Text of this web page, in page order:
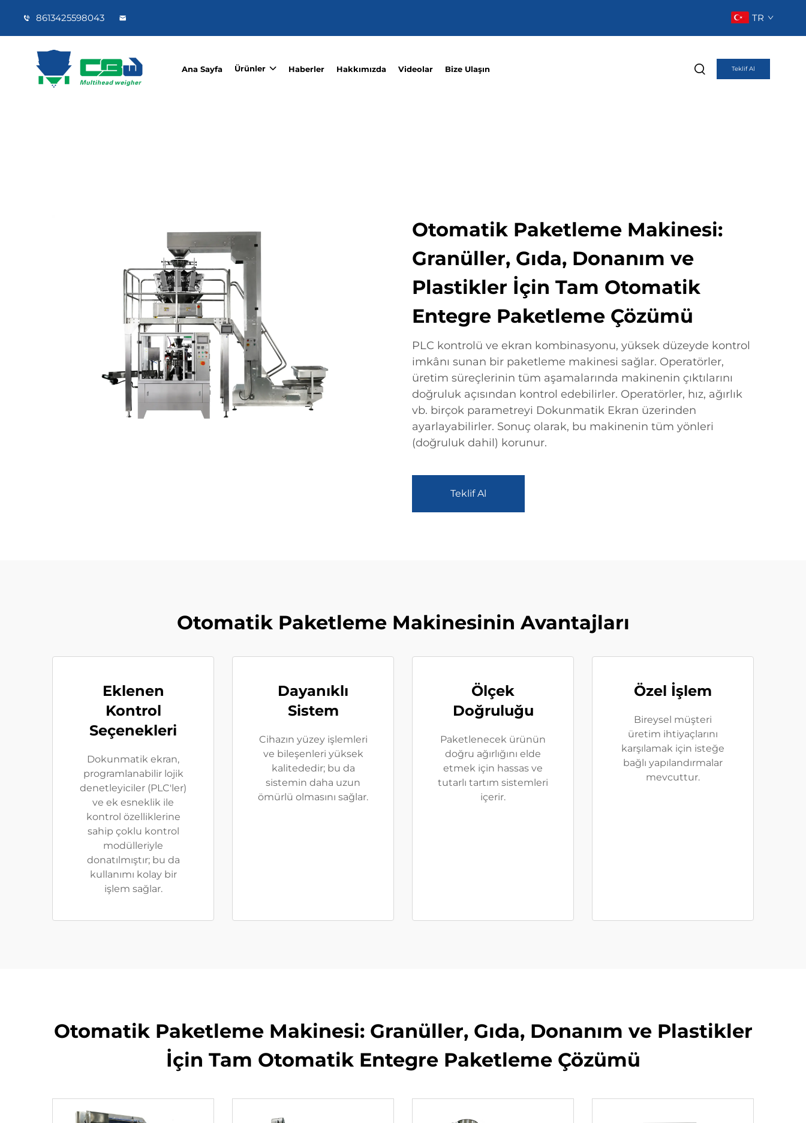
8613425598043 TR
Ana Sayfa Ürünler Haberler Hakkımızda Videolar Bize Ulaşın Teklif Al
Otomatik Paketleme Makinesi:
Granüller, Gıda, Donanım ve
Plastikler İçin Tam Otomatik
Entegre Paketleme Çözümü
PLC kontrolü ve ekran kombinasyonu, yüksek düzeyde kontrol
imkânı sunan bir paketleme makinesi sağlar. Operatörler,
üretim süreçlerinin tüm aşamalarında makinenin çıktılarını
doğruluk açısından kontrol edebilirler. Operatörler, hız, ağırlık
vb. birçok parametreyi Dokunmatik Ekran üzerinden
ayarlayabilirler. Sonuç olarak, bu makinenin tüm yönleri
(doğruluk dahil) korunur.
Teklif Al
Otomatik Paketleme Makinesinin Avantajları
Eklenen
Kontrol
Seçenekleri
Dokunmatik ekran,
programlanabilir lojik
denetleyiciler (PLC'ler)
ve ek esneklik ile
kontrol özelliklerine
sahip çoklu kontrol
modülleriyle
donatılmıştır; bu da
kullanımı kolay bir
işlem sağlar.
Dayanıklı
Sistem
Cihazın yüzey işlemleri
ve bileşenleri yüksek
kalitededir; bu da
sistemin daha uzun
ömürlü olmasını sağlar.
Ölçek
Doğruluğu
Paketlenecek ürünün
doğru ağırlığını elde
etmek için hassas ve
tutarlı tartım sistemleri
içerir.
Özel İşlem
Bireysel müşteri
üretim ihtiyaçlarını
karşılamak için isteğe
bağlı yapılandırmalar
mevcuttur.
Otomatik Paketleme Makinesi: Granüller, Gıda, Donanım ve Plastikler
İçin Tam Otomatik Entegre Paketleme Çözümü